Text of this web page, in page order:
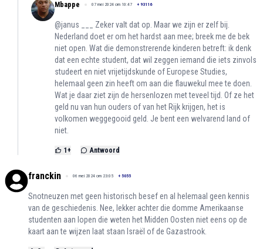
Mbappe 07 mei 2024 om 10:47 + 93116
@janus ___ Zeker valt dat op. Maar we zijn er zelf bij.
Nederland doet er om het hardst aan mee; breek me de bek
niet open. Wat die demonstrerende kinderen betreft: ik denk
dat een echte student, dat wil zeggen iemand die iets zinvols
studeert en niet vrijetijdskunde of Europese Studies,
helemaal geen zin heeft om aan die flauwekul mee te doen.
Wat je daar ziet zijn de hersenlozen met teveel tijd. Of ze het
geld nu van hun ouders of van het Rijk krijgen, het is
volkomen weggegooid geld. Je bent een welvarend land of
niet.
1 + Antwoord
franckin 06 mei 2024 om 23:05 + 5055
Snotneuzen met geen historisch besef en al helemaal geen kennis
van de geschiedenis. Nee, lekker achter die domme Amerikaanse
studenten aan lopen die weten het Midden Oosten niet eens op de
kaart aan te wijzen laat staan Israël of de Gazastrook.